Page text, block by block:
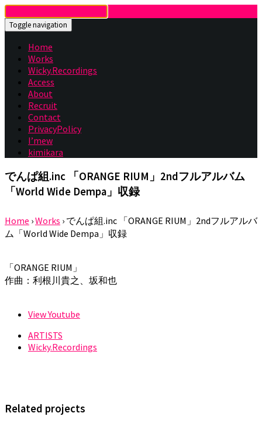
Toggle navigation
Home
Works
Wicky.Recordings
Access
About
Recruit
Contact
PrivacyPolicy
I’mew
kimikara
でんぱ組.inc 「ORANGE RIUM」2ndフルアルバム
「World Wide Dempa」収録
Home ›Works › でんぱ組.inc 「ORANGE RIUM」2ndフルアルバ
ム「World Wide Dempa」収録
「ORANGE RIUM」
作曲：利根川貴之、坂和也
View Youtube
ARTISTS
Wicky.Recordings
Related projects